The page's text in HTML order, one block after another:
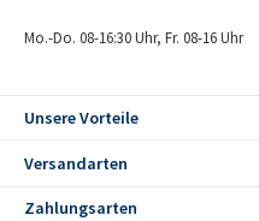
Mo.-Do. 08-16:30 Uhr, Fr. 08-16 Uhr
Unsere Vorteile
Versandarten
Zahlungsarten